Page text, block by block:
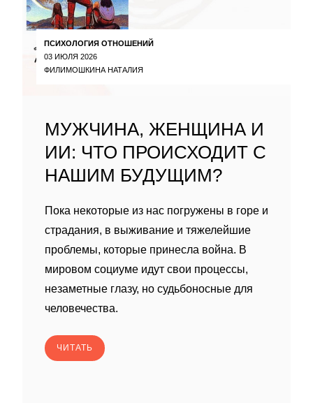
ПСИХОЛОГИЯ ОТНОШЕНИЙ
03 ИЮЛЯ 2026
ФИЛИМОШКИНА НАТАЛИЯ
МУЖЧИНА, ЖЕНЩИНА И
ИИ: ЧТО ПРОИСХОДИТ С
НАШИМ БУДУЩИМ?
Пока некоторые из нас погружены в горе и
страдания, в выживание и тяжелейшие
проблемы, которые принесла война. В
мировом социуме идут свои процессы,
незаметные глазу, но судьбоносные для
человечества.
ЧИТАТЬ